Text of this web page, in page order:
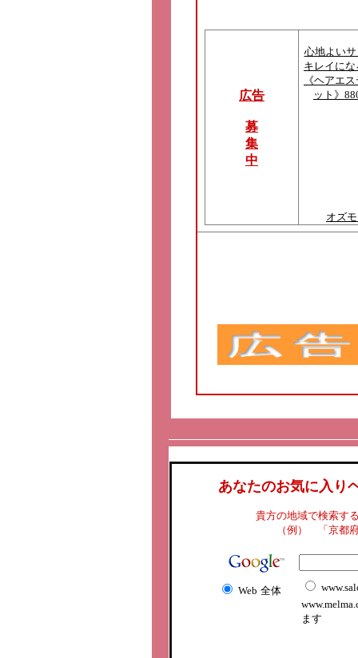
広告
募
集
中
心地よい
キレイに
《ヘアエ
ット》
オズ
あなたのお気に入り
貴方の地域で検索す
（例） 「京都
Web 全体
ます